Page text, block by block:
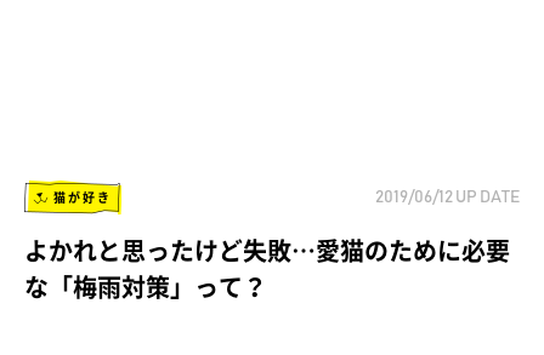
猫が好き 2019/06/12 UP DATE
よかれと思ったけど失敗…愛猫のために必要
な「梅雨対策」って？